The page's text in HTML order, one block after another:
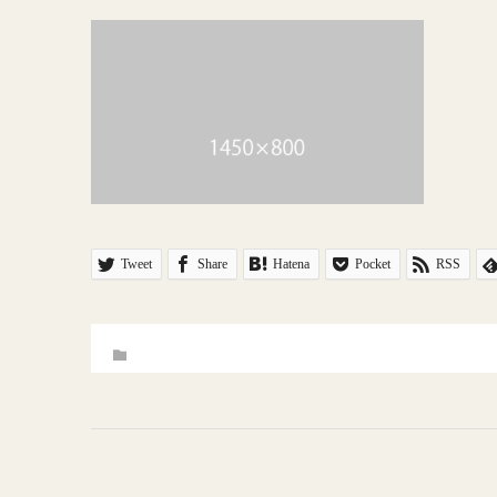
Tweet Share Hatena Pocket RSS